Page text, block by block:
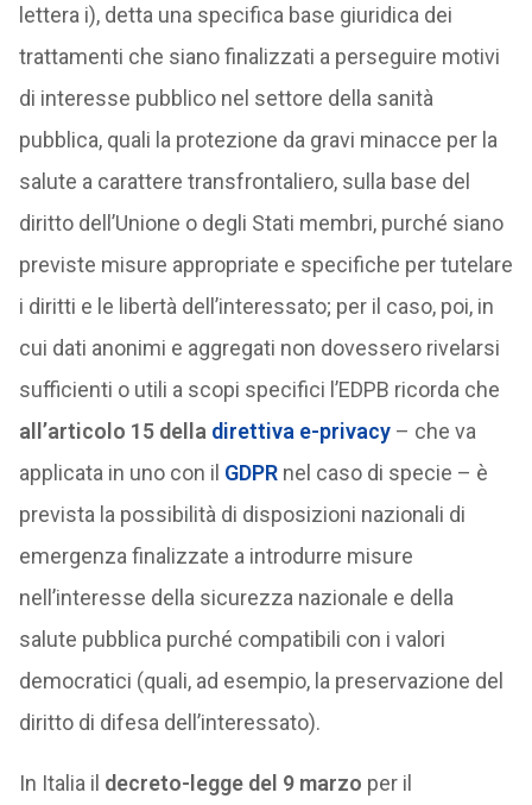
lettera i), detta una specifica base giuridica dei
trattamenti che siano finalizzati a perseguire motivi
di interesse pubblico nel settore della sanità
pubblica, quali la protezione da gravi minacce per la
salute a carattere transfrontaliero, sulla base del
diritto dell’Unione o degli Stati membri, purché siano
previste misure appropriate e specifiche per tutelare
i diritti e le libertà dell’interessato; per il caso, poi, in
cui dati anonimi e aggregati non dovessero rivelarsi
sufficienti o utili a scopi specifici l’EDPB ricorda che
all’articolo 15 della direttiva e-privacy – che va
applicata in uno con il GDPRnel caso di specie – è
prevista la possibilità di disposizioni nazionali di
emergenza finalizzate a introdurre misure
nell’interesse della sicurezza nazionale e della
salute pubblica purché compatibili con i valori
democratici (quali, ad esempio, la preservazione del
diritto di difesa dell’interessato).
In Italia il decreto-legge del 9 marzo per il